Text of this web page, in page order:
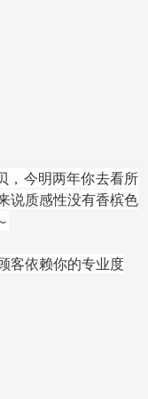
，今明两年你去看所
说质感性没有香槟色
客依赖你的专业度